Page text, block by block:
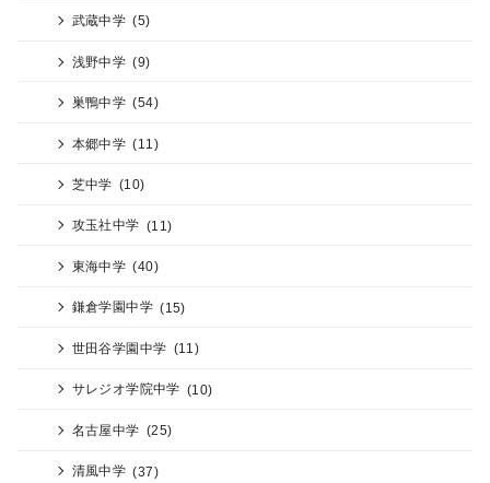
武蔵中学 (5)
浅野中学 (9)
巣鴨中学 (54)
本郷中学 (11)
芝中学 (10)
攻玉社中学 (11)
東海中学 (40)
鎌倉学園中学 (15)
世田谷学園中学 (11)
サレジオ学院中学 (10)
名古屋中学 (25)
清風中学 (37)